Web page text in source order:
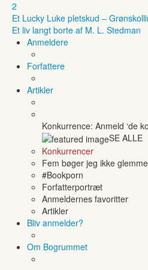
2
Et Lucky Luke pletskud –
Et liv langt borte af M. L. Stedman
Anmeldere
Forfattere
Artikler
Konkurrence: Anmeld ‘de
SE ALLE
Konkurrencer
Fem bøger jeg ikke
#Bookporn
Forfatterportræt
Anmeldernes favoritter
Artikler
Bliv anmelder?
Om Bogrummet